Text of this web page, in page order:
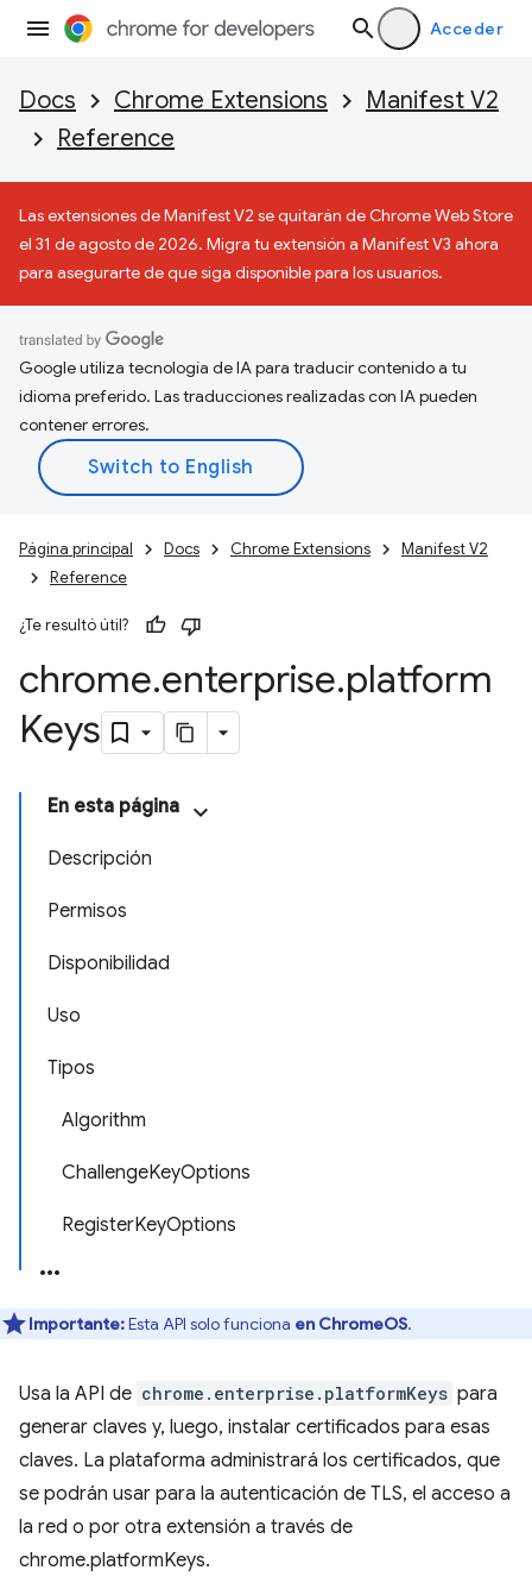
Acceder
Docs Chrome Extensions
Manifest V2
Reference
Las extensiones de Manifest V2 se quitarán de Chrome Web Store
el 31 de agosto de 2026. Migra tu extensión a Manifest V3 ahora
para asegurarte de que siga disponible para los usuarios.
Google utiliza tecnología de IA para traducir contenido a tu
idioma preferido. Las traducciones realizadas con IA pueden
contener errores.
Página principal Docs Chrome Extensions
Manifest V2
Reference
¿Te resultó útil?
chrome.enterprise.platform
Keys
En esta página
Descripción
Permisos
Disponibilidad
Uso
Tipos
Algorithm
ChallengeKeyOptions
RegisterKeyOptions
Importante:Esta API solo funciona en ChromeOS.
Usa la API de chrome.enterprise.platformKeys para
generar claves y, luego, instalar certificados para esas
claves. La plataforma administrará los certificados, que
se podrán usar para la autenticación de TLS, el acceso a
la red o por otra extensión a través de
chrome.platformKeys.